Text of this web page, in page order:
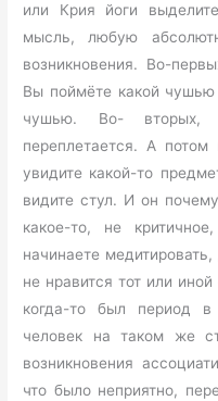
или Крия йоги
мысль, любую
возникновения. Во-
Вы поймёте какой
чушью. Во- вторых,
переплетается. А
увидите какой-то
видите стул. И он
какое-то, не
начинаете
не нравится тот или
когда-то был период
человек на таком же
возникновения
что было неприятно,